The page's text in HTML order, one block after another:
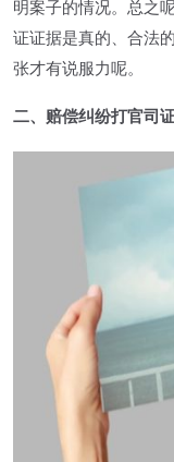
明案子的情况。总之
证证据是真的、合法
张才有说服力呢。
二、赔偿纠纷打官司